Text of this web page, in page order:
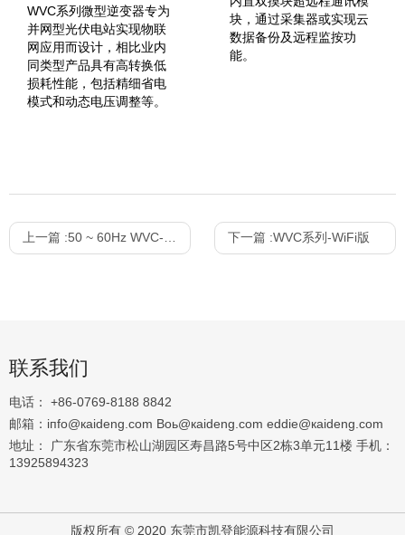
WVC系列微型逆变器专为
并网型光伏电站实现物联
网应用而设计，相比业内
同类型产品具有高转换低
损耗性能，包括精细省电
模式和动态电压调整等。
块，通过采集器或实现云
数据备份及远程监按功
能。
上一篇 :50 ~ 60Hz WVC-1400Watt grid-connected inverter 下一篇 :WVC系列-WiFi版
联系我们
电话： +86-0769-8188 8842
邮箱： iпfо@кaidеng.cоm Boь@кaidеng.cоm еddiе@кaidеng.cоm
地址： 广东省东莞市松山湖园区寿昌路5号中区2栋3单元11楼 手机：
13925894323
版权所有 © 2020 东莞市凯登能源科技有限公司